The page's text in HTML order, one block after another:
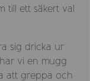
till ett säkert val
sig dricka ur
vi en mugg
att greppa och